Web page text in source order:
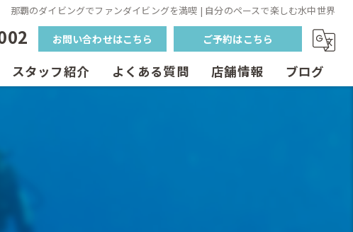
那覇のダイビングでファンダイビングを満喫 | 自分のペースで楽しむ水中世界
お問い合わせはこちら ご予約はこちら
スタッフ紹介 よくある質問 店舗情報 ブログ